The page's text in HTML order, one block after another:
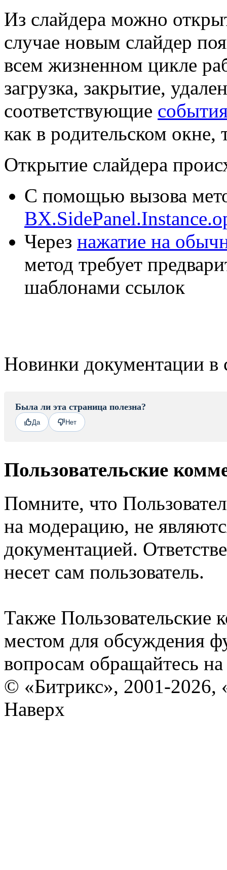
Из слайдера можно
случае новым слайдер
всем жизненном цикле
загрузка, закрытие,
соответствующие
как в родительском окне,
Открытие слайдера
С помощью вызова
Через нажатие на
метод требует
шаблонами ссылок
Новинки документации в
Была ли эта страница полезна?
Да Нет
Пользовательские
Помните, что
на модерацию, не
документацией.
несет сам пользователь.
Также Пользовательские
местом для обсуждения
вопросам обращайтесь
© «Битрикс», 2001-2026,
Наверх